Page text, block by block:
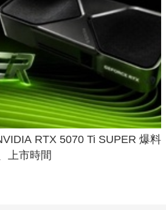
RTX 5070 Ti SUPER 爆料
上市時間